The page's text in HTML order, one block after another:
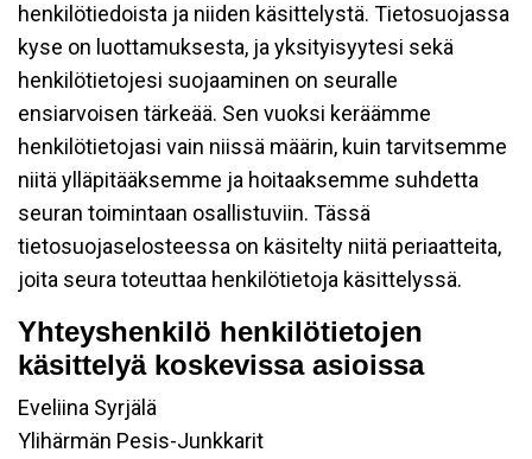
henkilötiedoista ja niiden käsittelystä. Tietosuojassa
kyse on luottamuksesta, ja yksityisyytesi sekä
henkilötietojesi suojaaminen on seuralle
ensiarvoisen tärkeää. Sen vuoksi keräämme
henkilötietojasi vain niissä määrin, kuin tarvitsemme
niitä ylläpitääksemme ja hoitaaksemme suhdetta
seuran toimintaan osallistuviin. Tässä
tietosuojaselosteessa on käsitelty niitä periaatteita,
joita seura toteuttaa henkilötietoja käsittelyssä.
Yhteyshenkilö henkilötietojen
käsittelyä koskevissa asioissa
Eveliina Syrjälä
Ylihärmän Pesis-Junkkarit